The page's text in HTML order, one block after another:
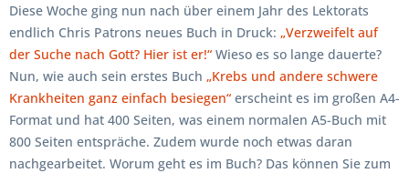
Diese Woche ging nun nach über einem Jahr des Lektorats
endlich Chris Patrons neues Buch in Druck: „Verzweifelt auf
der Suche nach Gott? Hier ist er!“ Wieso es so lange dauerte?
Nun, wie auch sein erstes Buch „Krebs und andere schwere
Krankheiten ganz einfach besiegen“ erscheint es im großen A4-
Format und hat 400 Seiten, was einem normalen A5-Buch mit
800 Seiten entspräche. Zudem wurde noch etwas daran
nachgearbeitet. Worum geht es im Buch? Das können Sie zum